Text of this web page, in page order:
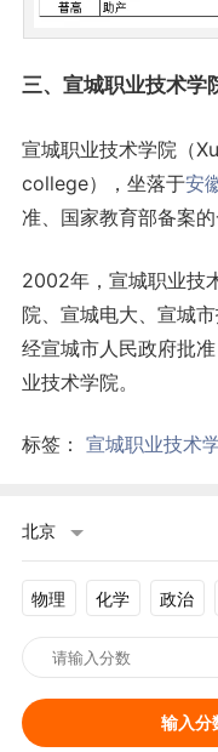
三、宣城职业技术学
宣城职业技术学院（
college），坐落于安
准、国家教育部备案
2002年，宣城职业技
院、宣城电大、宣城
经宣城市人民政府批
业技术学院。
标签： 宣城职业技术
北京
物理 化学 政治
输入分